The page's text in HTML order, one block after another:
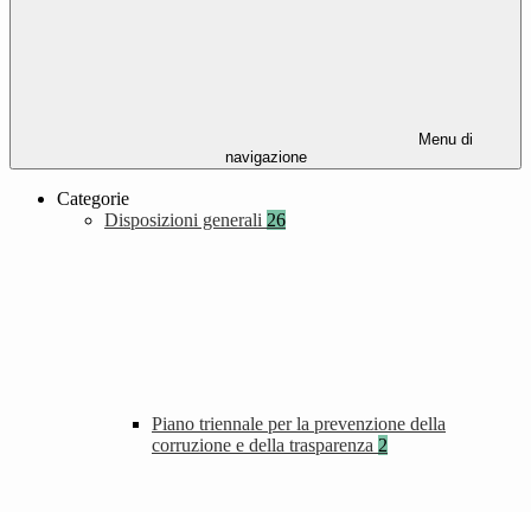
Menu di
navigazione
Categorie
Disposizioni generali 26
Piano triennale per la prevenzione della
corruzione e della trasparenza 2